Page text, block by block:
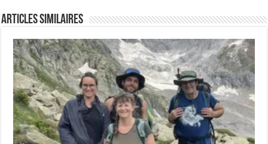
Articles similaires